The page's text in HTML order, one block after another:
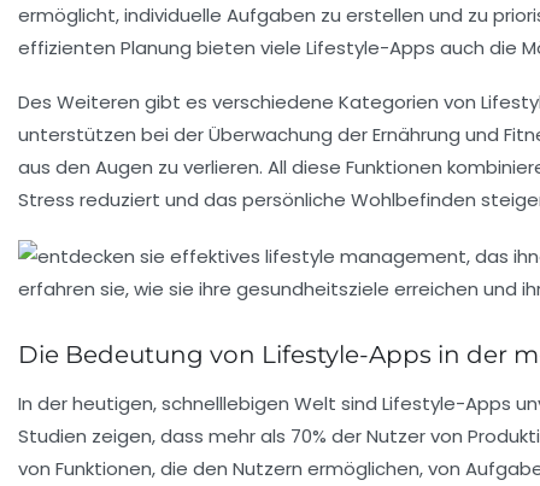
ermöglicht, individuelle Aufgaben zu erstellen und zu
effizienten Planung bieten viele Lifestyle-Apps auch die
Des Weiteren gibt es verschiedene Kategorien von
unterstützen bei der Überwachung der Ernährung und
aus den Augen zu verlieren. All diese Funktionen
Stress reduziert und das persönliche Wohlbefinden
Die Bedeutung von Lifestyle-Apps in der
In der heutigen,schnelllebigen Welt sind Lifestyle-Apps
Studien zeigen, dass mehr als 70% der Nutzer von
von Funktionen, die den Nutzern ermöglichen, von